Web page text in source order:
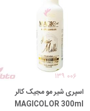
۱۳۹ ۰۰۶
اسپری شیر مو مجیک کالر
MAGICOLOR 300ml